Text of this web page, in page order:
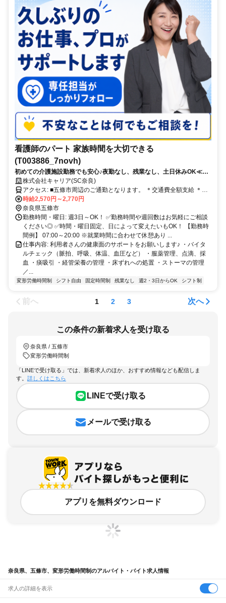
看護師のパート 家族時間を大切できる
(T003886_7novh)
初めての介護施設勤務でも安心♪夜勤なし、残業なし、土日休みOK≪奈
良県 五條市≫
株式会社キャリア(SC奈良)
アクセス: ■五條市周辺のご通勤となります。 ＊交通費全額支給 ＊車
通勤・バイク通勤OK（ガソリン代支給） ＊自転車通勤OK
時給2,570円～2,770円
奈良県五條市
勤務時間・曜日: 週3日～OK！ ✅勤務時間や週回数はお気軽にご相談
ください◎ ✅時間・曜日固定、日によって変えたいもOK！ 【勤務時
間例】 07:00～20:00 ※就業時間に合わせて休憩あり ...
仕事内容: 利用者さんの健康面のサポートをお願いします♪ ・バイタ
ルチェック（脈拍、呼吸、体温、血圧など） ・服薬管理、点滴、採
血 ・痰吸引 ・経管栄養の管理 ・床ずれへの処置 ・ストーマの管理
／...
変形労働時間制 シフト自由 固定時間制 残業なし 週2・3日からOK シフト制
前へ 1 2 3 次へ
この条件の新着求人を受け取る
奈良県 / 五條市
変形労働時間制
「LINEで受け取る」では、新着求人のほか、おすすめ情報なども配信しま
す。 詳しくはこちら
LINEで受け取る
メールで受け取る
アプリを無料ダウンロード
奈良県、五條市、変形労働時間制のアルバイト・バイト求人情報
求人の詳細を表示